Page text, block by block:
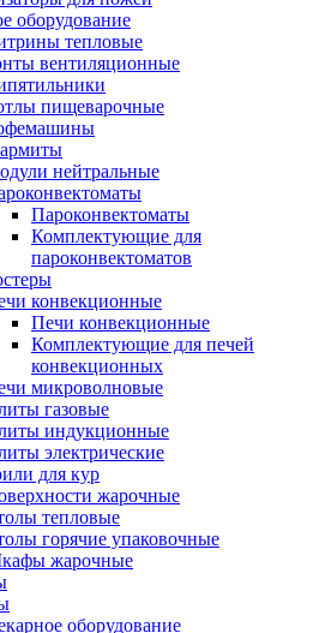
оборудование
тепловые
вентиляционные
пищеварочные
нейтральные
Пароконвектоматы
Комплектующие для
пароконвектоматов
конвекционные
Печи конвекционные
Комплектующие для печей
конвекционных
микроволновые
газовые
индукционные
электрические
для кур
жарочные
тепловые
горячие упаковочные
жарочные
оборудование